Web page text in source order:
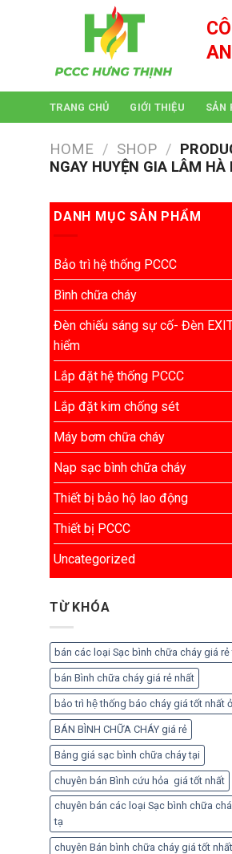
TRANG CHỦ GIỚI THIỆU SẢN
HOME / SHOP /
NGAY HUYỆN GIA LÂM HÀ
DANH MỤC SẢN PHẨM
Bảo trì hệ thống PCCC
Bình chữa cháy
Đèn chiếu sáng sự cố- Đèn
hiểm
Lắp đặt hệ thống PCCC
Lắp đặt kim chống sét
Máy bơm chữa cháy
Nạp sạc bình chữa cháy
Thiết bị bảo hộ lao động
Thiết bị PCCC
Uncategorized
TỪ KHÓA
bán các loại Sạc bình chữa cháy giá rẻ
bán Bình chữa cháy giá rẻ nhất
bảo trì hệ thống báo cháy giá tốt nhất ở
BÁN BÌNH CHỮA CHÁY giá rẻ
Bảng giá sạc bình chữa cháy tại
chuyên bán Bình cứu hỏa giá tốt nhất
chuyên bán các loại Sạc bình chữa
tạ
chuyên Bán bình chữa cháy giá tốt nhất